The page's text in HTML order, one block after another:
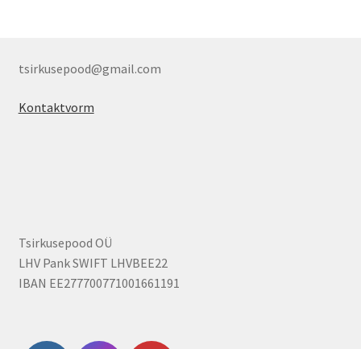
tsirkusepood@gmail.com
Kontaktvorm
Tsirkusepood OÜ
LHV Pank SWIFT LHVBEE22
IBAN EE277700771001661191